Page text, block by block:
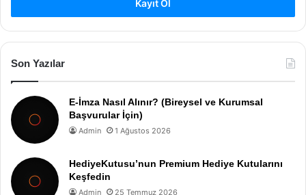
Kayıt Ol
Son Yazılar
E-İmza Nasıl Alınır? (Bireysel ve Kurumsal
Başvurular İçin)
Admin 1 Ağustos 2026
HediyeKutusu’nun Premium Hediye Kutularını
Keşfedin
Admin 25 Temmuz 2026